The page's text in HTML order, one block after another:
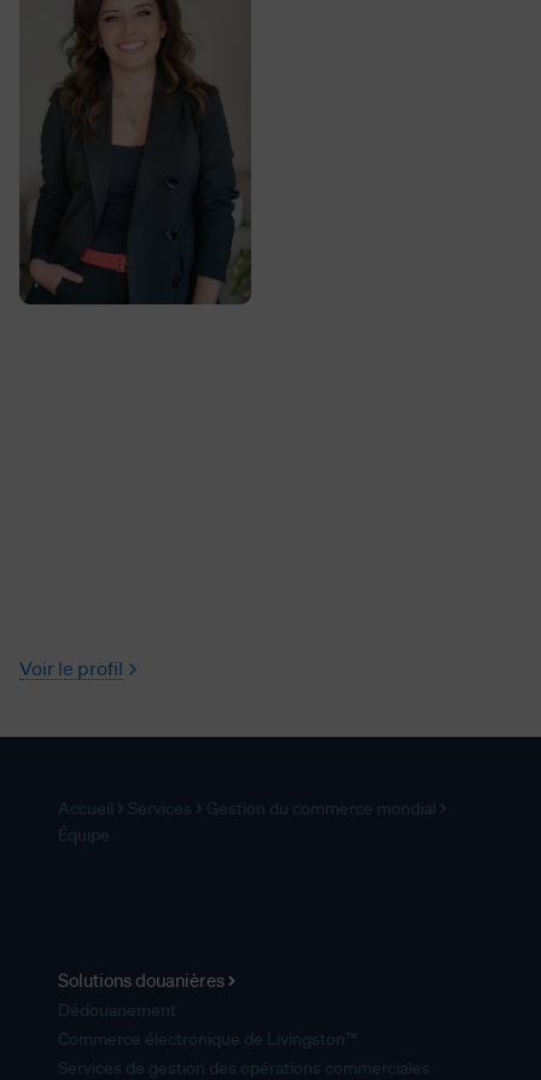
Voir le profil
Accueil Services
Gestion du commerce mondial
Équipe
Solutions douanières
Dédouanement
Commerce électronique de Livingston™
Services de gestion des opérations commerciales